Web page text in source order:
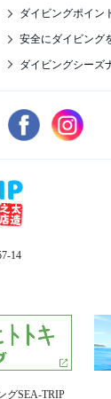
ダイビングポイン
安全にダイビング
ダイビングシーズ
14
グSEA-TRIP